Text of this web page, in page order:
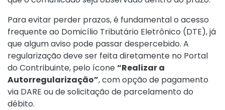
Para evitar perder prazos, é fundamental o acesso
frequente ao Domicílio Tributário Eletrônico (DTE), já
que algum aviso pode passar despercebido. A
regularização deve ser feita diretamente no Portal
do Contribuinte, pelo ícone“Realizar a
Autorregularização”, com opção de pagamento
via DARE ou de solicitação de parcelamento do
débito.